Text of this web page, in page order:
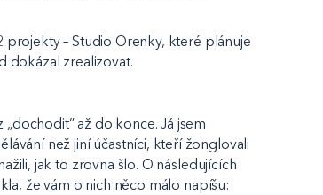
– Studio Orenky, které plánuje
dokázal zrealizovat.
až do konce. Já jsem
než jiní účastníci, kteří žonglovali
jak to zrovna šlo. O následujících
že vám o nich něco málo napíšu: